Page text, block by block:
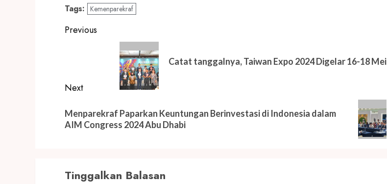
Tags: Kemenparekraf
Post
navigation
Previous
Catat tanggalnya, Taiwan Expo 2024 Digelar 16-18 Mei
Next
post:
Menparekraf Paparkan Keuntungan Berinvestasi di Indonesia dalam
AIM Congress 2024 Abu Dhabi
Tinggalkan Balasan